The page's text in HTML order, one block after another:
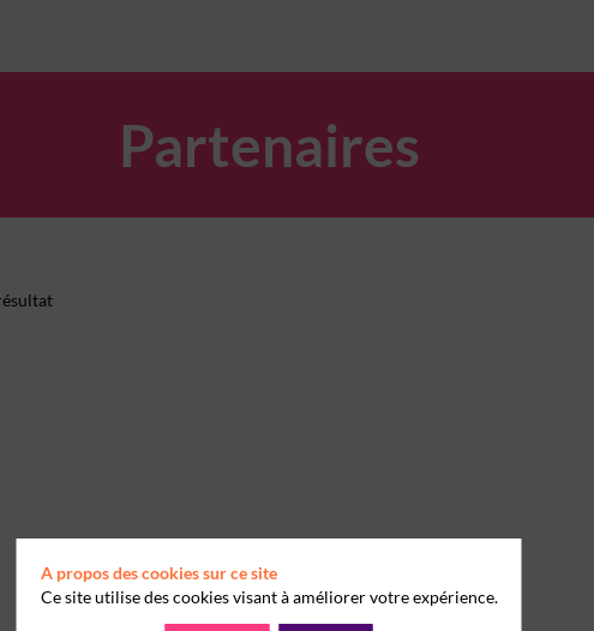
Partenaires
A propos des cookies sur ce site
Ce site utilise des cookies visant à améliorer votre expérience.